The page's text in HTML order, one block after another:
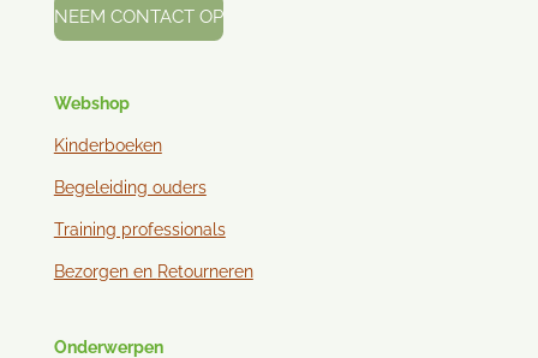
NEEM CONTACT OP
Webshop
Kinderboeken
Begeleiding ouders
Training professionals
Bezorgen en Retourneren
Onderwerpen